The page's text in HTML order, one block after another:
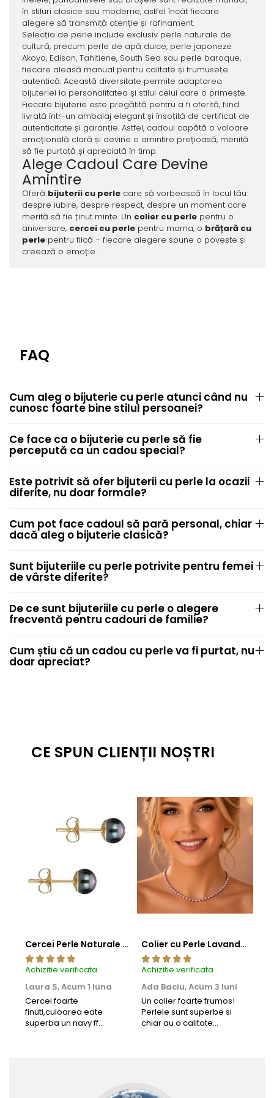
în stiluri clasice sau moderne, astfel încât fiecare
alegere să transmită atenție și rafinament.
Selecția de perle include exclusiv perle naturale de
cultură, precum perle de apă dulce, perle japoneze
Akoya, Edison, Tahitiene, South Sea sau perle baroque,
fiecare aleasă manual pentru calitate și frumusețe
autentică. Această diversitate permite adaptarea
bijuteriei la personalitatea și stilul celui care o primește.
Fiecare bijuterie este pregătită pentru a fi oferită, fiind
livrată într-un ambalaj elegant și însoțită de certificat de
autenticitate și garanție. Astfel, cadoul capătă o valoare
emoțională clară și devine o amintire prețioasă, menită
să fie purtată și apreciată în timp.
Alege Cadoul Care Devine
Amintire
Oferă bijuterii cu perlecare să vorbească în locul tău:
despre iubire, despre respect, despre un moment care
merită să fie ținut minte. Un colier cu perlepentru o
aniversare, cercei cu perlepentru mama, o brățară cu
perlepentru fiică – fiecare alegere spune o poveste și
creează o emoție.
FAQ
Cum aleg o bijuterie cu perle atunci când nu
cunosc foarte bine stilul persoanei?
Ce face ca o bijuterie cu perle să fie
percepută ca un cadou special?
Este potrivit să ofer bijuterii cu perle la ocazii
diferite, nu doar formale?
Cum pot face cadoul să pară personal, chiar
dacă aleg o bijuterie clasică?
Sunt bijuteriile cu perle potrivite pentru femei
de vârste diferite?
De ce sunt bijuteriile cu perle o alegere
frecventă pentru cadouri de familie?
Cum știu că un cadou cu perle va fi purtat, nu
doar apreciat?
CE SPUN CLIENȚII NOȘTRI
Cercei Perle Naturale Negre 5-6 mm, Buton AAA, Aur 14K (aur 585), Tip Șurub | KASKADDA®
Achizitie verificata
Laura S,Acum 1 luna
Cercei foarte
finuti,culoarea eate
superba un navy ff
Colier cu Perle Lavanda la Baza Gatului, de 4-5 mm, Perle Rare, Calitate AAA+, Aur 14K | KASKADDA®
Achizitie verificata
Ada Baciu,Acum 3 luni
Un colier foarte frumos!
Perlele sunt superbe si
chiar au o calitate